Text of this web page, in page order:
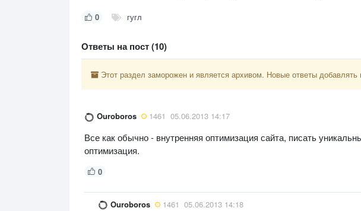
0 гугл
Ответы на пост (10)
Этот раздел заморожен и является архивом. Новые ответы добавлять
Ouroboros 1461 05.06.2013 14:17
Все как обычно - внутренняя оптимизация сайта, писать
оптимизация.
0
Ouroboros 1461 05.06.2013 14:18